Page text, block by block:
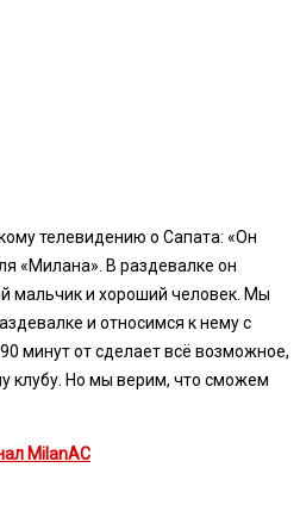
телевидению о Сапата: «Он
«Милана». В раздевалке он
мальчик и хороший человек. Мы
и относимся к нему с
минут от сделает всё возможное,
клубу. Но мы верим, что сможем
MilanAC